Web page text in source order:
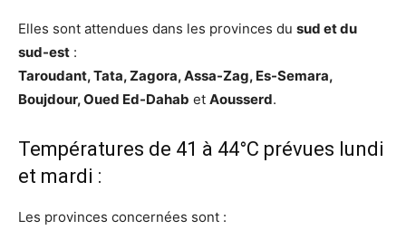
Elles sont attendues dans les provinces du sud et du
sud-est :
Taroudant, Tata, Zagora, Assa-Zag, Es-Semara,
Boujdour, Oued Ed-Dahab et Aousserd.
Températures de 41 à 44°C prévues lundi
et mardi :
Les provinces concernées sont :